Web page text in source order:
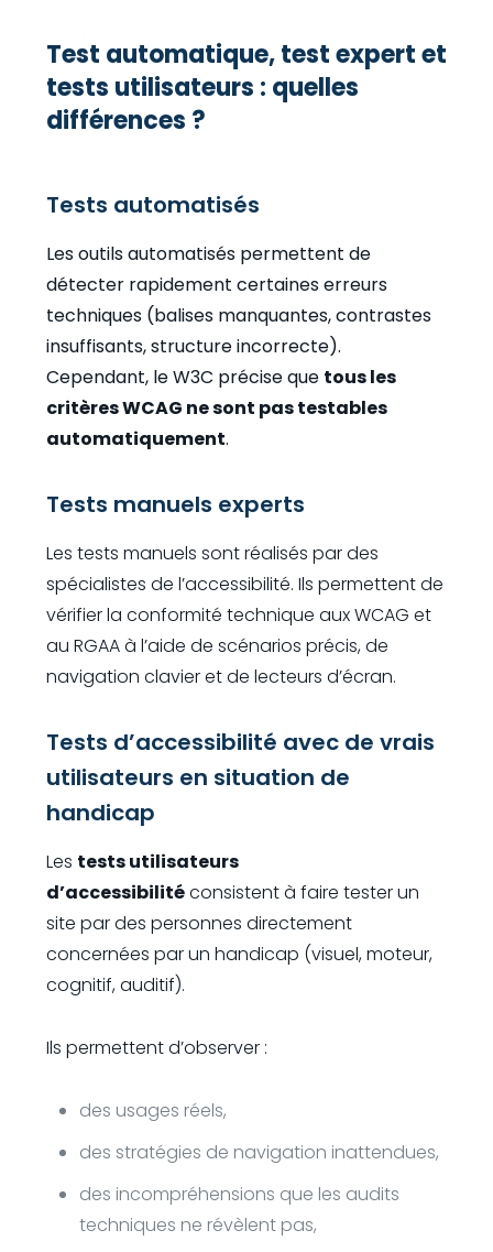
Test automatique, test expert et
tests utilisateurs : quelles
différences ?
Tests automatisés
Les outils automatisés permettent de
détecter rapidement certaines erreurs
techniques (balises manquantes, contrastes
insuffisants, structure incorrecte).
Cependant, le W3C précise que tous les
critères WCAG ne sont pas testables
automatiquement.
Tests manuels experts
Les tests manuels sont réalisés par des
spécialistes de l’accessibilité. Ils permettent de
vérifier la conformité technique aux WCAG et
au RGAA à l’aide de scénarios précis, de
navigation clavier et de lecteurs d’écran.
Tests d’accessibilité avec de vrais
utilisateurs en situation de
handicap
Les tests utilisateurs
d’accessibilitéconsistent à faire tester un
site par des personnes directement
concernées par un handicap (visuel, moteur,
cognitif, auditif).
Ils permettent d’observer :
des usages réels,
des stratégies de navigation inattendues,
des incompréhensions que les audits
techniques ne révèlent pas,